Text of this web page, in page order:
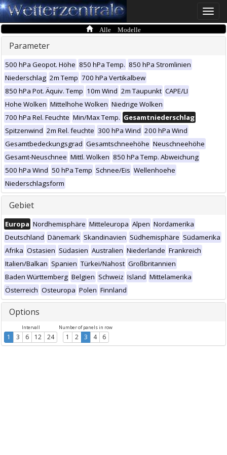
Toggle
Alle Modelle
Parameter
500 hPa Geopot. Höhe 850 hPa Temp. 850 hPa Stromlinien
Niederschlag 2m Temp 700 hPa Vertikalbew
850 hPa Pot. Äquiv. Temp 10m Wind 2m Taupunkt CAPE/LI
Hohe Wolken Mittelhohe Wolken Niedrige Wolken
700 hPa Rel. Feuchte Min/Max Temp. Gesamtniederschlag
Spitzenwind 2m Rel. feuchte 300 hPa Wind 200 hPa Wind
Gesamtbedeckungsgrad Gesamtschneehöhe Neuschneehöhe
Gesamt-Neuschnee Mittl. Wolken 850 hPa Temp. Abweichung
500 hPa Wind 50 hPa Temp Schnee/Eis Wellenhoehe
Niederschlagsform
Gebiet
Europa Nordhemisphäre Mitteleuropa Alpen Nordamerika
Deutschland Dänemark Skandinavien Südhemisphäre Südamerika
Afrika Ostasien Südasien Australien Niederlande Frankreich
Italien/Balkan Spanien Türkei/Nahost Großbritannien
Baden Württemberg Belgien Schweiz Island Mittelamerika
Österreich Osteuropa Polen Finnland
Options
Intervall
1 3 6 12 24
Number of panels in row
1 2 3 4 6